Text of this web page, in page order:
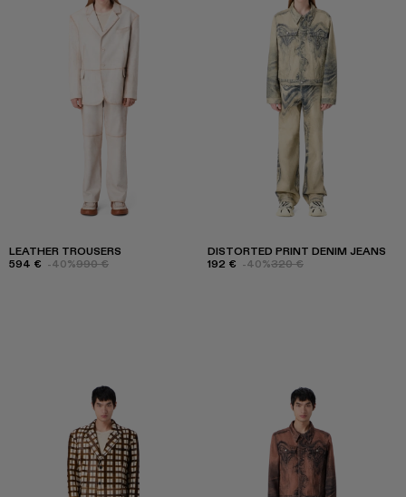
LEATHER TROUSERS
594 € -40%990 €
DISTORTED PRINT DENIM JEANS
192 € -40%320 €